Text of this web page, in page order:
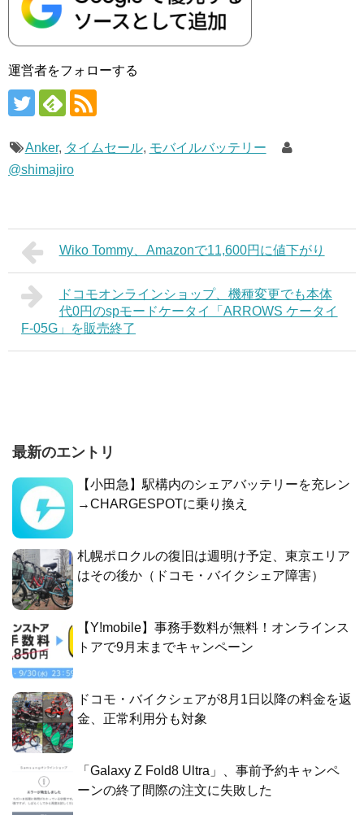
運営者をフォローする
Anker, タイムセール, モバイルバッテリー
@shimajiro
Wiko Tommy、Amazonで11,600円に値下がり
ドコモオンラインショップ、機種変更でも本体
代0円のspモードケータイ「ARROWS ケータイ
F-05G」を販売終了
最新のエントリ
【小田急】駅構内のシェアバッテリーを充レン
→CHARGESPOTに乗り換え
札幌ポロクルの復旧は週明け予定、東京エリア
はその後か（ドコモ・バイクシェア障害）
【Y!mobile】事務手数料が無料！オンラインス
トアで9月末までキャンペーン
ドコモ・バイクシェアが8月1日以降の料金を返
金、正常利用分も対象
「Galaxy Z Fold8 Ultra」、事前予約キャンペ
ーンの終了間際の注文に失敗した